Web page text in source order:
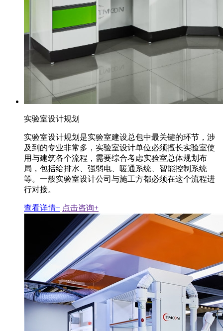
实验室设计规划
实验室设计规划是实验室建设总包中最关键的环节，涉
及到的专业非常多，实验室设计单位必须擅长实验室使
用与建筑各个流程，需要综合考虑实验室总体规划布
局，包括给排水、强弱电、暖通系统、智能控制系统
等。一般实验室设计公司与施工方都必须在这个流程进
行对接。
查看详情+ 点击咨询+